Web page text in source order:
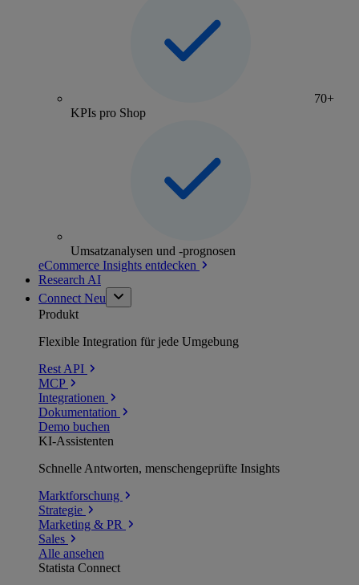
70+
KPIs pro Shop
Umsatzanalysen und -prognosen
eCommerce Insights entdecken
Research AI
Connect Neu
Produkt
Flexible Integration für jede Umgebung
Rest API
MCP
Integrationen
Dokumentation
Demo buchen
KI-Assistenten
Schnelle Antworten, menschengeprüfte Insights
Marktforschung
Strategie
Marketing & PR
Sales
Alle ansehen
Statista Connect